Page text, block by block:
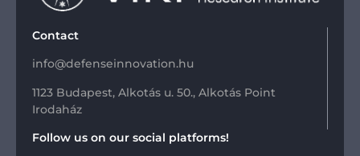
Contact
info@defenseinnovation.hu
1123 Budapest, Alkotás u. 50., Alkotás Point
Irodaház
Follow us on our social platforms!